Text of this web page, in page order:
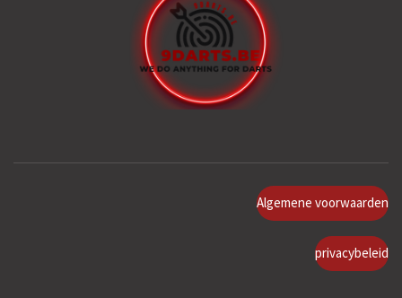
Algemene voorwaarden
privacybeleid